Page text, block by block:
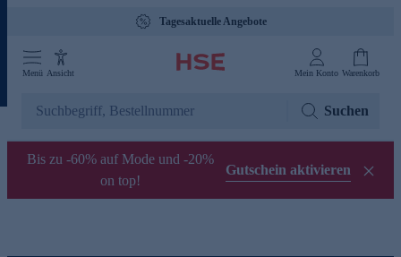
Tagesaktuelle Angebote
Menü Ansicht Mein Konto Warenkorb
Suchen
Bis zu -60% auf Mode und -20%
on top!
Gutschein aktivieren